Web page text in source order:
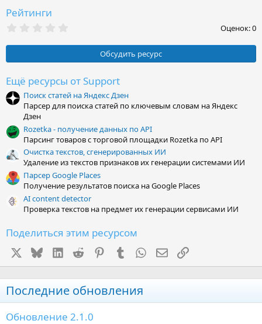
Рейтинги
0
з
ё
з
д
Оценок: 0
Обсудить ресурс
Ещё ресурсы от Support
Поиск статей на Яндекс Дзен
Парсер для поиска статей по ключевым словам на Яндекс
Дзен
Rozetka - получение данных по API
Парсинг товаров с торговой площадки Rozetka по API
Очистка текстов, сгенерированных ИИ
Удаление из текстов признаков их генерации системами ИИ
Парсер Google Places
Получение результатов поиска на Google Places
AI content detector
Проверка текстов на предмет их генерации сервисами ИИ
Поделиться этим ресурсом
BlueskyLinkedIn
Reddit PinterestTumblr WhatsApp
Электронная почта
Ссылка
Последние обновления
Обновление 2.1.0